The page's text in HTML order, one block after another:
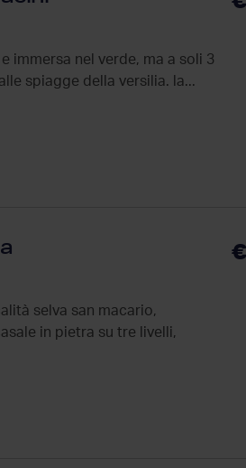
immersa nel verde, ma a soli 3
spiagge della versilia. la...
selva san macario,
in pietra su tre livelli,